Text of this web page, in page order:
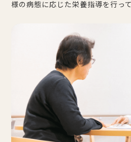
様の病態に応じた栄養指導を行って